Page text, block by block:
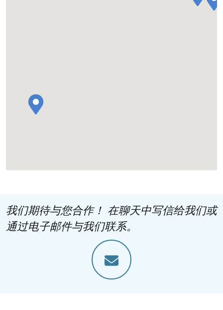
我们期待与您合作！ 在聊天中写信给我们或
通过电子邮件与我们联系。